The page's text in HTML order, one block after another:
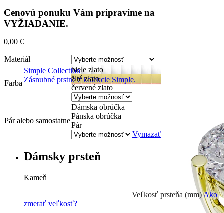
Simple Collection
Zásnubné prstne z kolekcie Simple.
Cenovú ponuku Vám pripravíme na
VYŽIADANIE.
0,00 €
Materiál
Farba
biele zlato
žlté zlato
červené zlato
Pár alebo samostatne
Dámska obrúčka
Pánska obrúčka
Pár
Vymazať
Dámsky prsteň
Kameň
Veľkosť prsteňa (mm)Ako
zmerať veľkosť?